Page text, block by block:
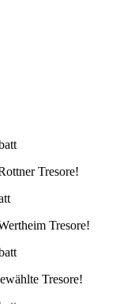
Tresore!
Tresore!
Tresore!